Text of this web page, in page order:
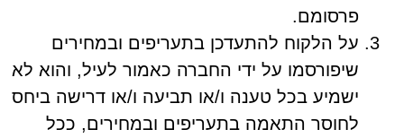
פרסומם.
על הלקוח להתעדכן בתעריפים ובמחירים
שיפורסמו על ידי החברה כאמור לעיל, והוא לא
ישמיע בכל טענה ו/או תביעה ו/או דרישה ביחס
לחוסר התאמה בתעריפים ובמחירים, ככל